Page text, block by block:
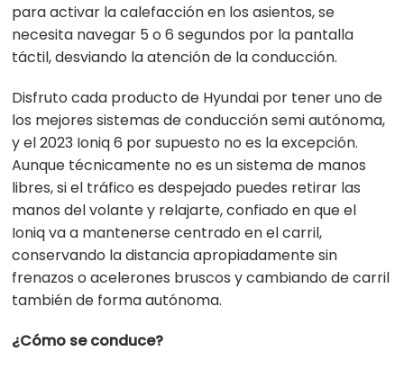
para activar la calefacción en los asientos, se
necesita navegar 5 o 6 segundos por la pantalla
táctil, desviando la atención de la conducción.
Disfruto cada producto de Hyundai por tener uno de
los mejores sistemas de conducción semi autónoma,
y el 2023 Ioniq 6 por supuesto no es la excepción.
Aunque técnicamente no es un sistema de manos
libres, si el tráfico es despejado puedes retirar las
manos del volante y relajarte, confiado en que el
Ioniq va a mantenerse centrado en el carril,
conservando la distancia apropiadamente sin
frenazos o acelerones bruscos y cambiando de carril
también de forma autónoma.
¿Cómo se conduce?